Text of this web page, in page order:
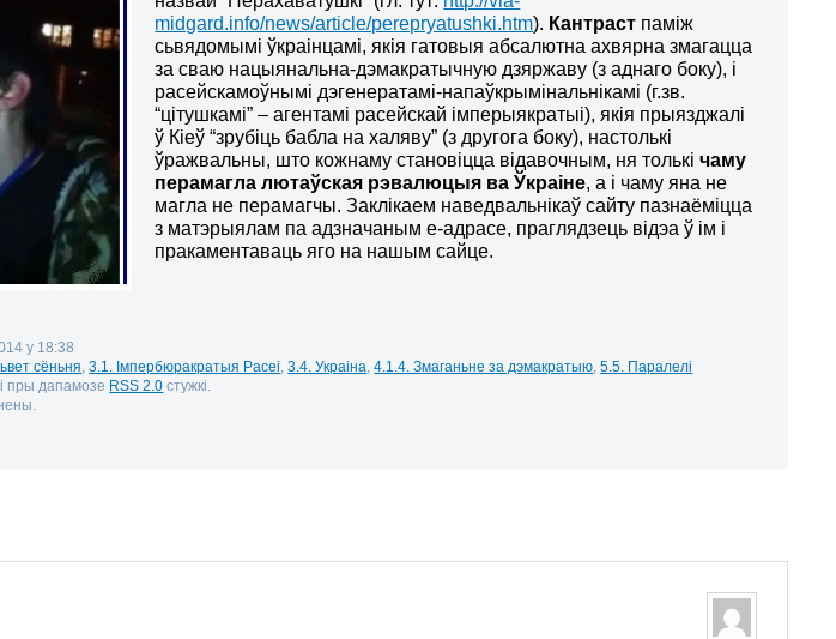
midgard.info/news/article/perepryatushki.htm). Кантраст паміж
сьвядомымі ўкраінцамі, якія гатовыя абсалютна ахвярна змагацца
за сваю нацыянальна-дэмакратычную дзяржаву (з аднаго боку), і
расейскамоўнымі дэгенератамі-напаўкрымінальнікамі (г.зв.
“цітушкамі” – агентамі расейскай імперыякратыі), якія прыязджалі
ў Кіеў “зрубіць бабла на халяву” (з другога боку), настолькі
ўражвальны, што кожнаму становіцца відавочным, ня толькічаму
перамагла лютаўская рэвалюцыя ва Ўкраіне, а і чаму яна не
магла не перамагчы. Заклікаем наведвальнікаў сайту пазнаёміцца
з матэрыялам па адзначаным е-адрасе, праглядзець відэа ў ім і
пракаментаваць яго на нашым сайце.
у 18:38
сёньня ,3.1. Імпербюракратыя Расеі ,3.4. Украіна ,4.1.4. Змаганьне за дэмакратыю ,5.5. Паралелі
пры дапамозе RSS 2.0 стужкі.